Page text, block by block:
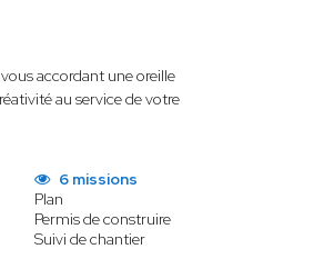
accordant une oreille
au service de votre
6 missions
Plan
Permis de construire
Suivi de chantier